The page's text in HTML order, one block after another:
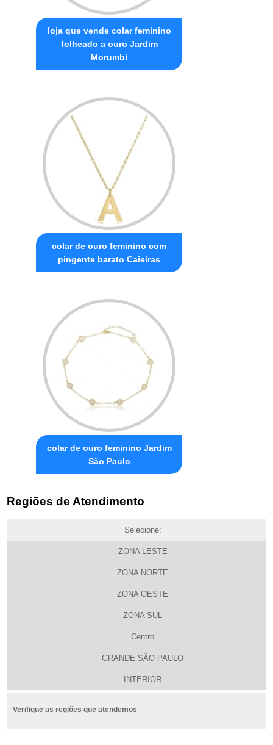
loja que vende colar feminino
folheado a ouro Jardim
Morumbi
colar de ouro feminino com
pingente barato Caieiras
colar de ouro feminino Jardim
São Paulo
Regiões de Atendimento
Selecione:
ZONA LESTE
ZONA NORTE
ZONA OESTE
ZONA SUL
Centro
GRANDE SÃO PAULO
INTERIOR
Verifique as regiões que atendemos